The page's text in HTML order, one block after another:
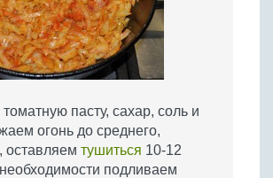
пасту, сахар, соль и
огонь до среднего,
оставляем тушиться 10-12
подливаем